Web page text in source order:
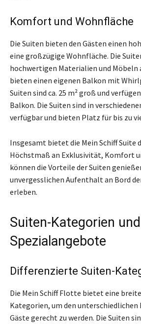
Komfort und Wohnfläche
Die Suiten bieten den Gästen einen
eine großzügige Wohnfläche. Die
hochwertigen Materialien und
bieten einen eigenen Balkon mit
Suiten sind ca. 25 m² groß und
Balkon. Die Suiten sind in
verfügbar und bieten Platz für bis zu
Insgesamt bietet die Mein Schiff Suite
Höchstmaß an Exklusivität, Komfort
können die Vorteile der Suiten
unvergesslichen Aufenthalt an Bord
erleben.
Suiten-Kategorien und
Spezialangebote
Differenzierte Suiten-
Die Mein Schiff Flotte bietet eine
Kategorien, um den unterschiedlichen
Gäste gerecht zu werden. Die Suiten